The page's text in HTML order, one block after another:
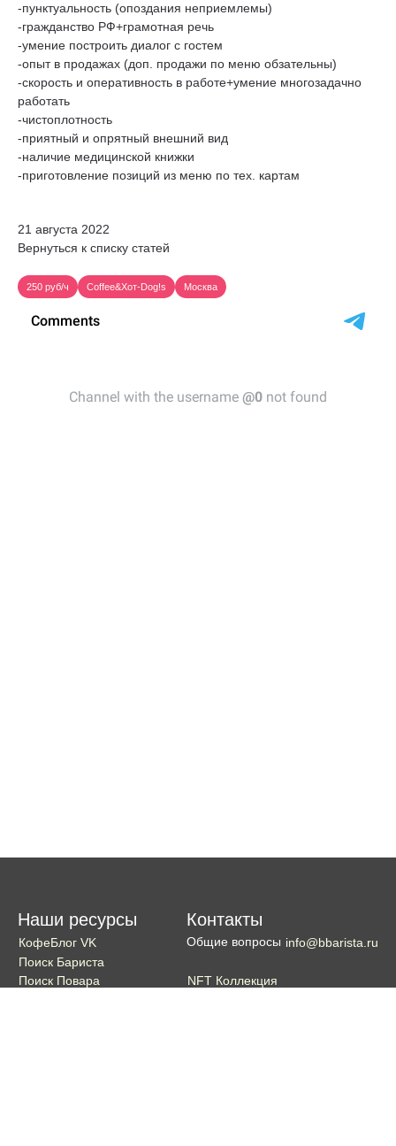
-пунктуальность (опоздания неприемлемы)
-гражданство РФ+грамотная речь
-умение построить диалог с гостем
-опыт в продажах (доп. продажи по меню обзательны)
-скорость и оперативность в работе+умение многозадачно
работать
-чистоплотность
-приятный и опрятный внешний вид
-наличие медицинской книжки
-приготовление позиций из меню по тех. картам
21 августа 2022
Вернуться к списку статей
250 руб/ч Coffee&Хот-Dog!s Москва
Наши ресурсы
КофеБлог VK
Поиск Бариста
Поиск Повара
Контакты
Общие вопросы info@bbarista.ru
NFT Коллекция